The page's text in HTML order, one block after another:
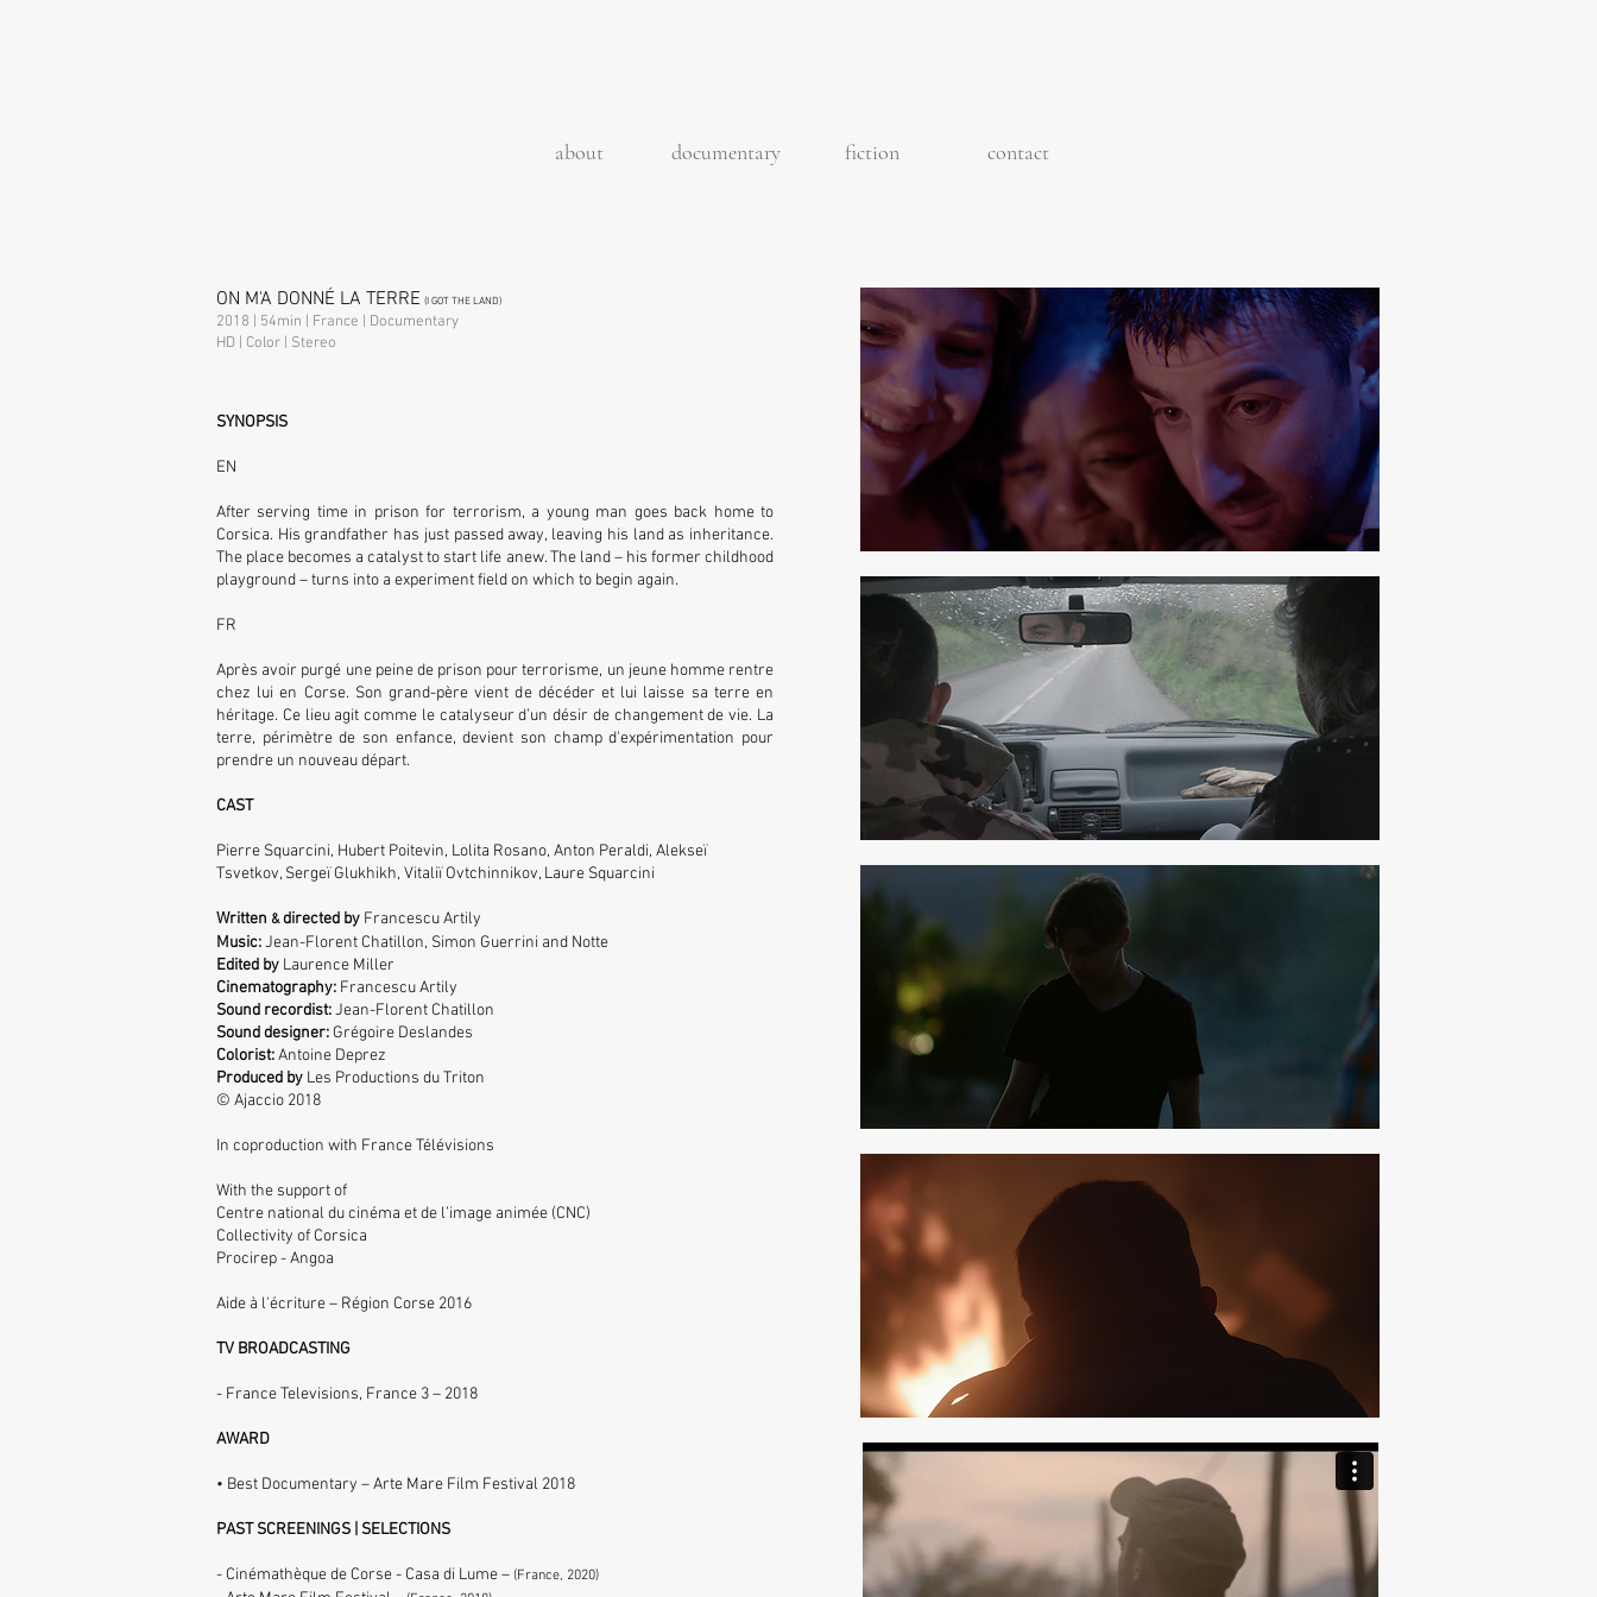
about documentary fiction contact
ON M'A DONNÉ LA TERRE (I GOT THE LAND)
2018 | 54min | France | Documentary
HD | Color | Stereo
SYNOPSIS
EN
After serving time in prison for terrorism, a young man goes back home to
Corsica. His grandfather has just passed away, leaving his land as inheritance.
The place becomes a catalyst to start life anew. The land – his former childhood
playground – turns into a experiment field on which to begin again.
FR
Après avoir purgé une peine de prison pour terrorisme, un jeune homme rentre
chez lui en Corse. Son grand-père vient de décéder et lui laisse sa terre en
héritage. Ce lieu agit comme le catalyseur d’un désir de changement de vie. La
terre, périmètre de son enfance, devient son champ d'expérimentation pour
prendre un nouveau départ.
CAST
Pierre Squarcini, Hubert Poitevin, Lolita Rosano, Anton Peraldi, Alekseï
Tsvetkov, Sergeï Glukhikh, Vitaliï Ovtchinnikov, Laure Squarcini
Written &directed by Francescu Artily
Music:Jean-Florent Chatillon, Simon Guerrini and Notte
Edited by Laurence Miller
Cinematography: Francescu Artily
Sound recordist:Jean-Florent Chatillon
Sound designer: Grégoire Deslandes
Colorist:Antoine Deprez
Produced by Les Productions du Triton
© Ajaccio 2018
In coproduction with France Télévisions
With the support of
Centre national du cinéma et de l’image animée (CNC)
Collectivity of Corsica
Procirep - Angoa
Aide à l'écriture – Région Corse 2016
TV BROADCASTING
- France Televisions, France 3 – 2018
AWARD
​• Best Documentary – Arte Mare Film Festival 2018
PAST SCREENINGS | SELECTIONS
- Cinémathèque de Corse - Casa di Lume – (France, 2020)